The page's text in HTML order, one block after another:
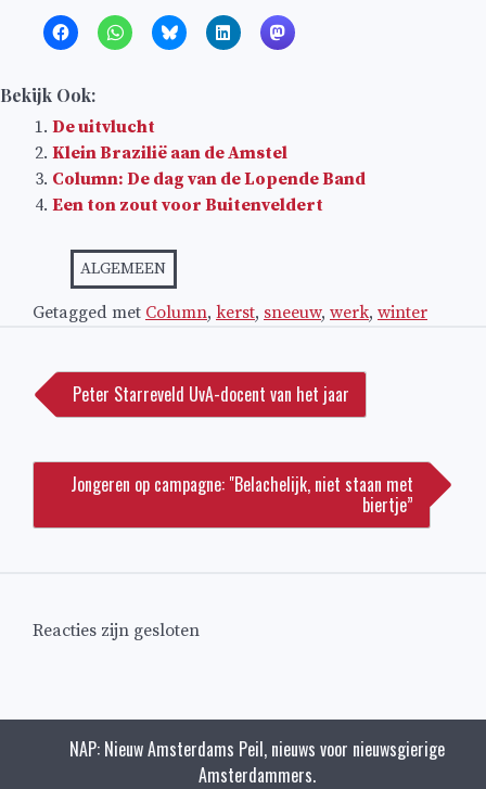
Bekijk Ook:
De uitvlucht
Klein Brazilië aan de Amstel
Column: De dag van de Lopende Band
Een ton zout voor Buitenveldert
ALGEMEEN
Getagged met Column, kerst, sneeuw, werk, winter
navigatie
Peter Starreveld UvA-docent van het jaar
Jongeren op campagne: "Belachelijk, niet staan met
biertje”
Reacties zijn gesloten
NAP: Nieuw Amsterdams Peil, nieuws voor nieuwsgierige
Amsterdammers.